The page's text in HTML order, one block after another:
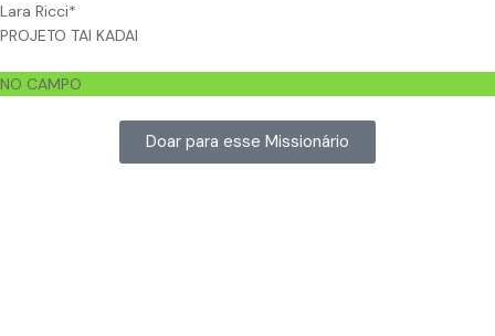
Lara Ricci*
PROJETO TAI KADAI
NO CAMPO
Doar para esse Missionário